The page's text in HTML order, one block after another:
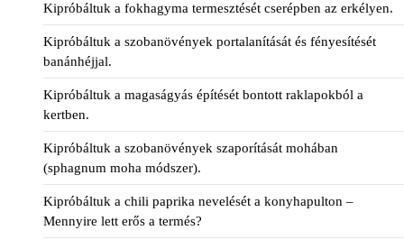
Kipróbáltuk a fokhagyma termesztését cserépben az erkélyen.
Kipróbáltuk a szobanövények portalanítását és fényesítését
banánhéjjal.
Kipróbáltuk a magaságyás építését bontott raklapokból a
kertben.
Kipróbáltuk a szobanövények szaporítását mohában
(sphagnum moha módszer).
Kipróbáltuk a chili paprika nevelését a konyhapulton –
Mennyire lett erős a termés?